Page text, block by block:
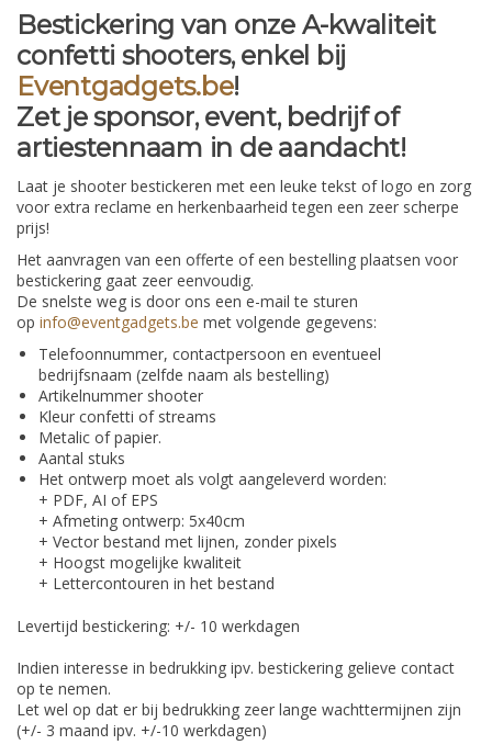
Bestickering van onze A-kwaliteit
confetti shooters, enkel bij
Eventgadgets.be!
Zet je sponsor, event, bedrijf of
artiestennaam in de aandacht!
Laat je shooter bestickeren met een leuke tekst of logo en zorg
voor extra reclame en herkenbaarheid tegen een zeer scherpe
prijs!
Het aanvragen van een offerte of een bestelling plaatsen voor
bestickering gaat zeer eenvoudig.
De snelste weg is door ons een e-mail te sturen
op info@eventgadgets.be met volgende gegevens:
Telefoonnummer, contactpersoon en eventueel
bedrijfsnaam (zelfde naam als bestelling)
Artikelnummer shooter
Kleur confetti of streams
Metalic of papier.
Aantal stuks
Het ontwerp moet als volgt aangeleverd worden:
+ PDF, AI of EPS
+ Afmeting ontwerp: 5x40cm
+ Vector bestand met lijnen, zonder pixels
+ Hoogst mogelijke kwaliteit
+ Lettercontouren in het bestand
Levertijd bestickering: +/- 10 werkdagen
Indien interesse in bedrukking ipv. bestickering gelieve contact
op te nemen.
Let wel op dat er bij bedrukking zeer lange wachttermijnen zijn
(+/- 3 maand ipv. +/-10 werkdagen)